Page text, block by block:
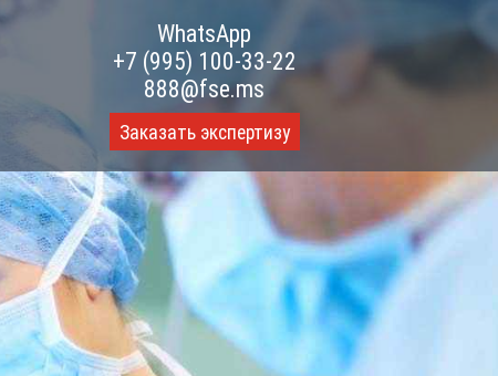
WhatsApp
+7 (995) 100-33-22
888@fse.ms
Заказать экспертизу